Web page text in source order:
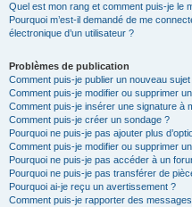
Quel est mon rang et comment puis-je le
Pourquoi m’est-il demandé de me
électronique d’un utilisateur ?
Problèmes de publication
Comment puis-je publier un nouveau
Comment puis-je modifier ou supprimer
Comment puis-je insérer une signature à
Comment puis-je créer un sondage ?
Pourquoi ne puis-je pas ajouter plus
Comment puis-je modifier ou supprimer
Pourquoi ne puis-je pas accéder à un
Pourquoi ne puis-je pas transférer de
Pourquoi ai-je reçu un avertissement ?
Comment puis-je rapporter des